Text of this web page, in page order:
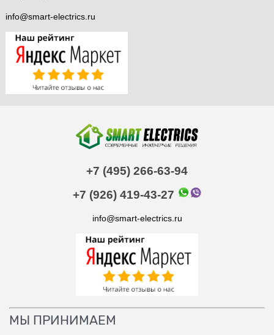
info@smart-electrics.ru
+7 (495) 266-63-94
+7 (926) 419-43-27
info@smart-electrics.ru
МЫ ПРИНИМАЕМ